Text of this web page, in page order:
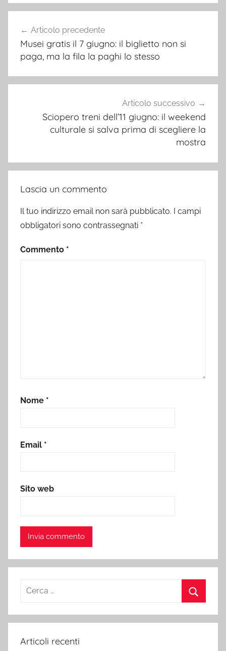
articoli
Articolo precedente
Musei gratis il 7 giugno: il biglietto non si
paga, ma la fila la paghi lo stesso
Articolo successivo
Sciopero treni dell’11 giugno: il weekend
culturale si salva prima di scegliere la
mostra
Lascia un commento
Il tuo indirizzo email non sarà pubblicato. I campi
obbligatori sono contrassegnati *
Commento *
Nome *
Email *
Sito web
Ricerca
Articoli recenti